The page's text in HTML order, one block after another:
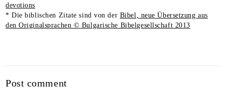
devotions
* Die biblischen Zitate sind von der Bibel, neue Übersetzung aus
den Originalsprachen © Bulgarische Bibelgesellschaft 2013
Post comment